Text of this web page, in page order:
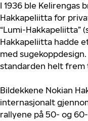
I 1936 ble
Hakkapeliitta for
“Lumi-Hakkapeliitta”
Hakkapeliitta hadde
med
standarden helt
Bildekkene Nokian
internasjonalt
rallyene på 50- og